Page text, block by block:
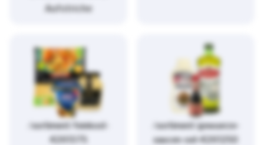
Aufstriche
/sortiment/feinkost-
4261375
/sortiment/gewuerze-
saucen-oel-4261250